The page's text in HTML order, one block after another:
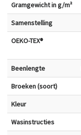
Gramgewicht in g/m²
Samenstelling
OEKO-TEX®
Beenlengte
Broeken (soort)
Kleur
Wasinstructies